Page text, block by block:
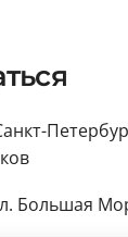
Большая